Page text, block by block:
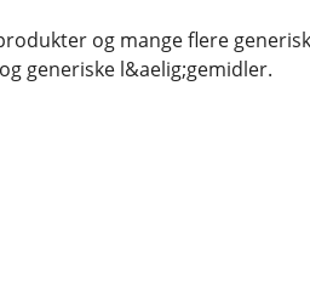
og mange flere
generiske l&aelig;gemidler.